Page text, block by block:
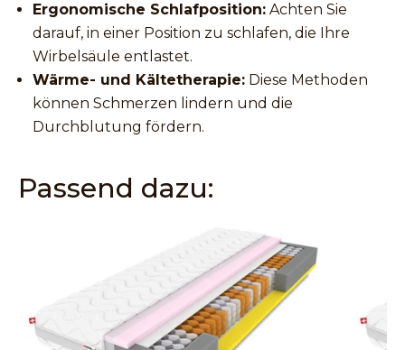
Ergonomische Schlafposition: Achten Sie
darauf, in einer Position zu schlafen, die Ihre
Wirbelsäule entlastet.
Wärme- und Kältetherapie: Diese Methoden
können Schmerzen lindern und die
Durchblutung fördern.
Passend dazu: